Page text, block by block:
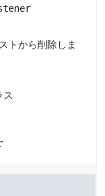
トから削除しま
ス